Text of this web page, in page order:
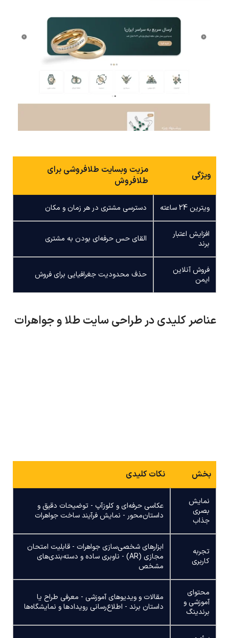
ویژگی
مزیت وبسایت طلافروشی برای
طلافروش
ویترین 24 ساعته دسترسی مشتری در هر زمان و مکان
افزایش اعتبار
برند
القای حس حرفه‌ای بودن به مشتری
فروش آنلاین
ایمن
حذف محدودیت جغرافیایی برای فروش
عناصر کلیدی در طراحی سایت طلا و جواهرات
بخش نکات کلیدی
نمایش
بصری
جذاب
عکاسی حرفه‌ای و کلوزآپ - توضیحات دقیق و
داستان‌محور - نمایش فرآیند ساخت جواهرات
تجربه
کاربری
ابزارهای شخصی‌سازی جواهرات - قابلیت امتحان
مجازی (AR) - ناوبری ساده و دسته‌بندی‌های
مشخص
محتوای
آموزشی و
برندینگ
مقالات و ویدیوهای آموزشی - معرفی طراح یا
داستان برند - اطلاع‌رسانی رویدادها و نمایشگاه‌ها